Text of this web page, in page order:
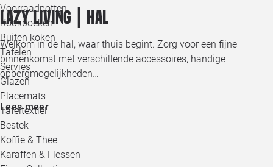
Voorraadpotten
Kookboeken
Buiten koken
Tafelen
Servies
Glazen
Placemats
Tafeltextiel
Bestek
Koffie & Thee
Karaffen & Flessen
Lazy living | Hal
Welkom in de hal, waar thuis begint. Zorg voor een fijne
binnenkomst met verschillende accessoires, handige
opbergmogelijkheden…
Lees meer